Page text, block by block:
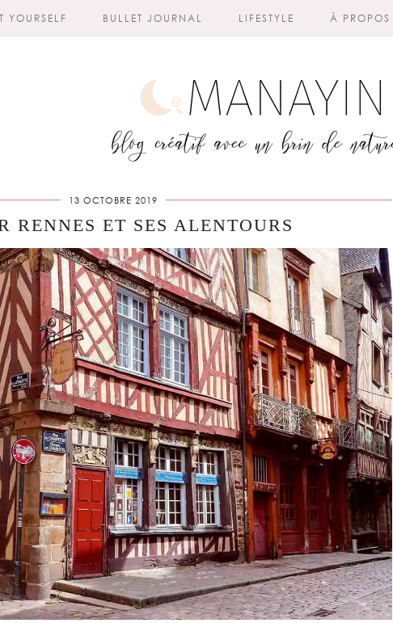
YOURSELF BULLET JOURNAL LIFESTYLE À PROPOS
13 OCTOBRE 2019
RENNES ET SES ALENTOURS